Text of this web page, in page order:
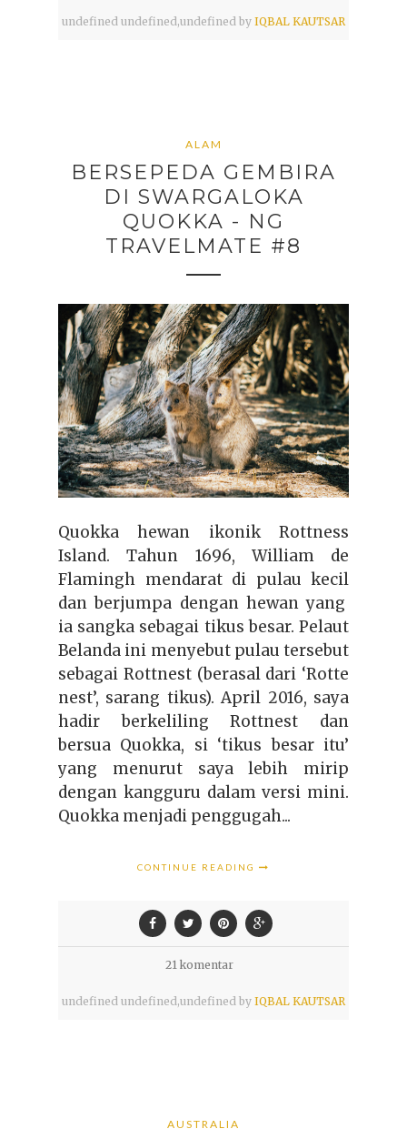
undefined undefined,undefined by IQBAL KAUTSAR
ALAM
BERSEPEDA GEMBIRA
DI SWARGALOKA
QUOKKA - NG
TRAVELMATE #8
Quokka hewan ikonik Rottness
Island. Tahun 1696, William de
Flamingh mendarat di pulau kecil
dan berjumpa dengan hewan yang
ia sangka sebagai tikus besar. Pelaut
Belanda ini menyebut pulau tersebut
sebagai Rottnest (berasal dari ‘Rotte
nest’, sarang tikus). April 2016, saya
hadir berkeliling Rottnest dan
bersua Quokka, si ‘tikus besar itu’
yang menurut saya lebih mirip
dengan kangguru dalam versi mini.
Quokka menjadi penggugah...
CONTINUE READING
21 komentar
undefined undefined,undefined by IQBAL KAUTSAR
AUSTRALIA